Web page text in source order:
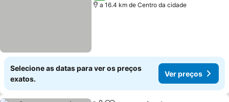
a 16.4 km de Centro da cidade
Selecione as datas para ver os preços
exatos.
Ver preços